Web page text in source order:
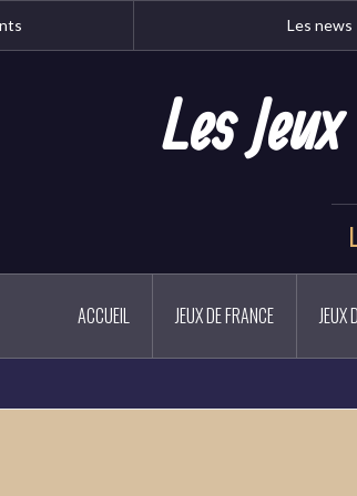
Les news
Les
ACCUEIL JEUX DE FRANCE JEUX